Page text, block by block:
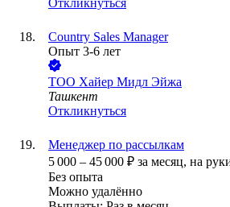
Откликнуться
Country Sales Manager
Опыт 3-6 лет
ТОО Хайер Мидл Эйжа
Ташкент
Откликнуться
Менеджер по рассылкам
5 000 – 45 000 ₽ за месяц, на
Без опыта
Можно удалённо